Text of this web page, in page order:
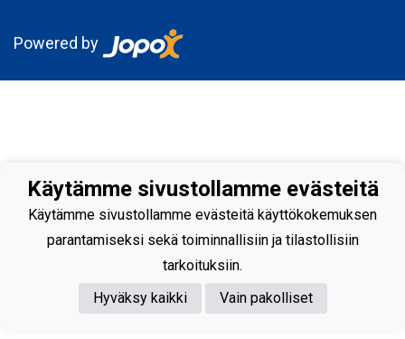
Powered by
Käytämme sivustollamme evästeitä
Käytämme sivustollamme evästeitä käyttökokemuksen
parantamiseksi sekä toiminnallisiin ja tilastollisiin
tarkoituksiin.
Hyväksy kaikki
Vain pakolliset